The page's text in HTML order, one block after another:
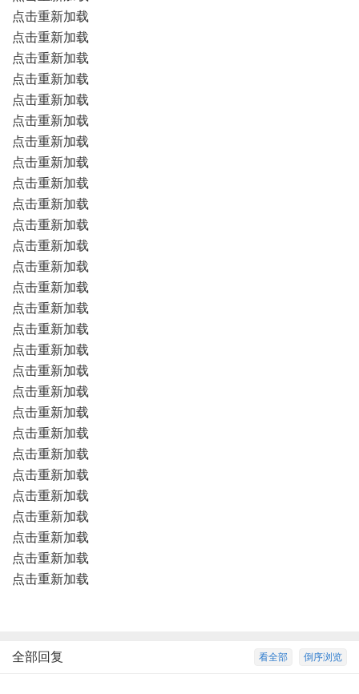
点击重新加载
点击重新加载
点击重新加载
点击重新加载
点击重新加载
点击重新加载
点击重新加载
点击重新加载
点击重新加载
点击重新加载
点击重新加载
点击重新加载
点击重新加载
点击重新加载
点击重新加载
点击重新加载
点击重新加载
点击重新加载
点击重新加载
点击重新加载
点击重新加载
点击重新加载
点击重新加载
点击重新加载
点击重新加载
点击重新加载
点击重新加载
点击重新加载
倒序浏览
看全部
全部回复